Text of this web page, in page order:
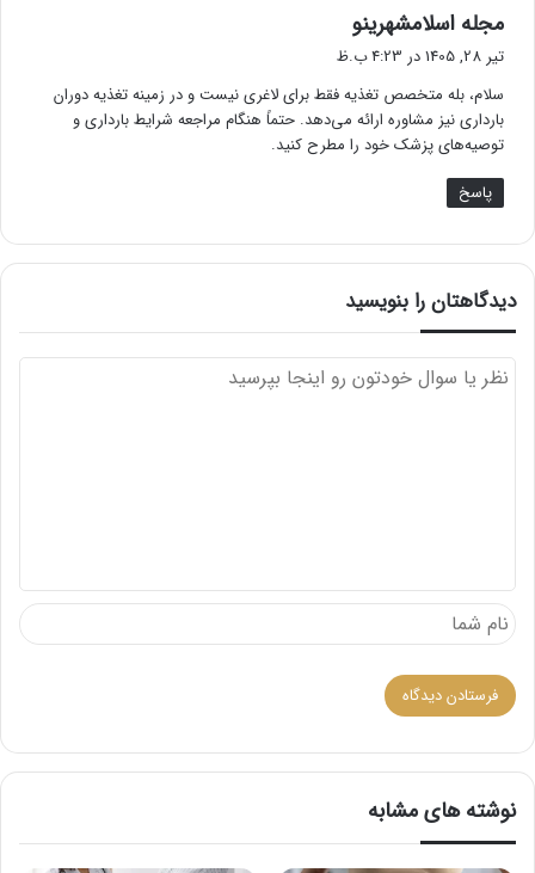
مجله اسلامشهرینو
ف
:
تیر 28, 1405 در 4:23 ب.ظ
سلام، بله متخصص تغذیه فقط برای لاغری نیست و در زمینه تغذیه دوران
بارداری نیز مشاوره ارائه می‌دهد. حتماً هنگام مراجعه شرایط بارداری و
توصیه‌های پزشک خود را مطرح کنید.
پاسخ
دیدگاهتان را بنویسید
نوشته های مشابه